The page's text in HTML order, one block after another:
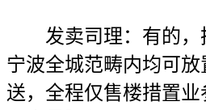
发卖司理：有的，
宁波全城范畴内均可
送，全程仅售楼措置